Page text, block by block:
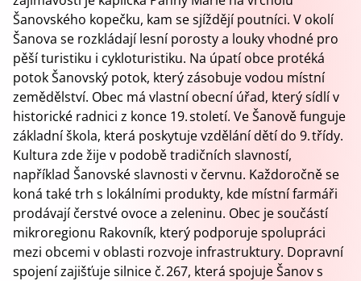
Šanovského kopečku, kam se sjíždějí poutníci. V okolí
Šanova se rozkládají lesní porosty a louky vhodné pro
pěší turistiku i cykloturistiku. Na úpatí obce protéká
potok Šanovský potok, který zásobuje vodou místní
zemědělství. Obec má vlastní obecní úřad, který sídlí v
historické radnici z konce 19. století. Ve Šanově funguje
základní škola, která poskytuje vzdělání dětí do 9. třídy.
Kultura zde žije v podobě tradičních slavností,
například Šanovské slavnosti v červnu. Každoročně se
koná také trh s lokálními produkty, kde místní farmáři
prodávají čerstvé ovoce a zeleninu. Obec je součástí
mikroregionu Rakovník, který podporuje spolupráci
mezi obcemi v oblasti rozvoje infrastruktury. Dopravní
spojení zajišťuje silnice č. 267, která spojuje Šanov s